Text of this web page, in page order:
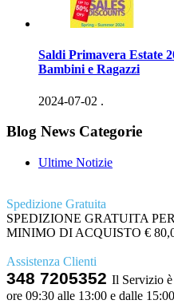
Saldi Primavera Estate
Bambini e Ragazzi
2024-07-02 .
Blog News Categorie
Ultime Notizie
Spedizione Gratuita
SPEDIZIONE GRATUITA
MINIMO DI ACQUISTO €
Assistenza Clienti
348 7205352 Il Servizio
ore 09:30 alle 13:00 e dalle